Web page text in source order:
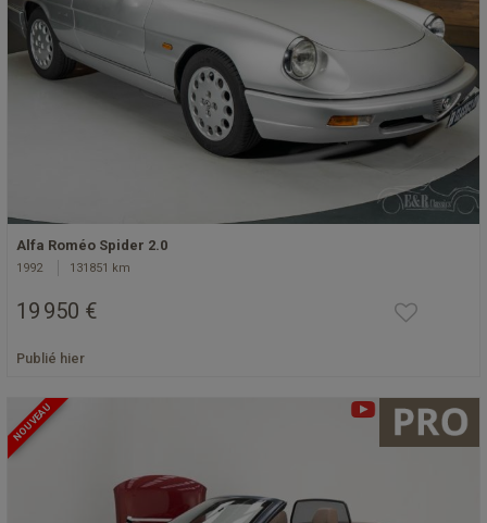
Alfa Roméo Spider 2.0
1992 131851 km
19 950 €
Publié hier
NOUVEAU